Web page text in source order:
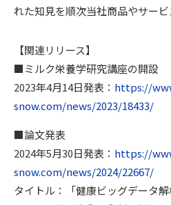
れた知見を順次当社商品やサービ
【関連リリース】
■ミルク栄養学研究講座の開設
2023年4月14日発表： https://
snow.com/news/2023/18433/
■論文発表
2024年5月30日発表： https://
snow.com/news/2024/22667/
タイトル：「健康ビッグデータ